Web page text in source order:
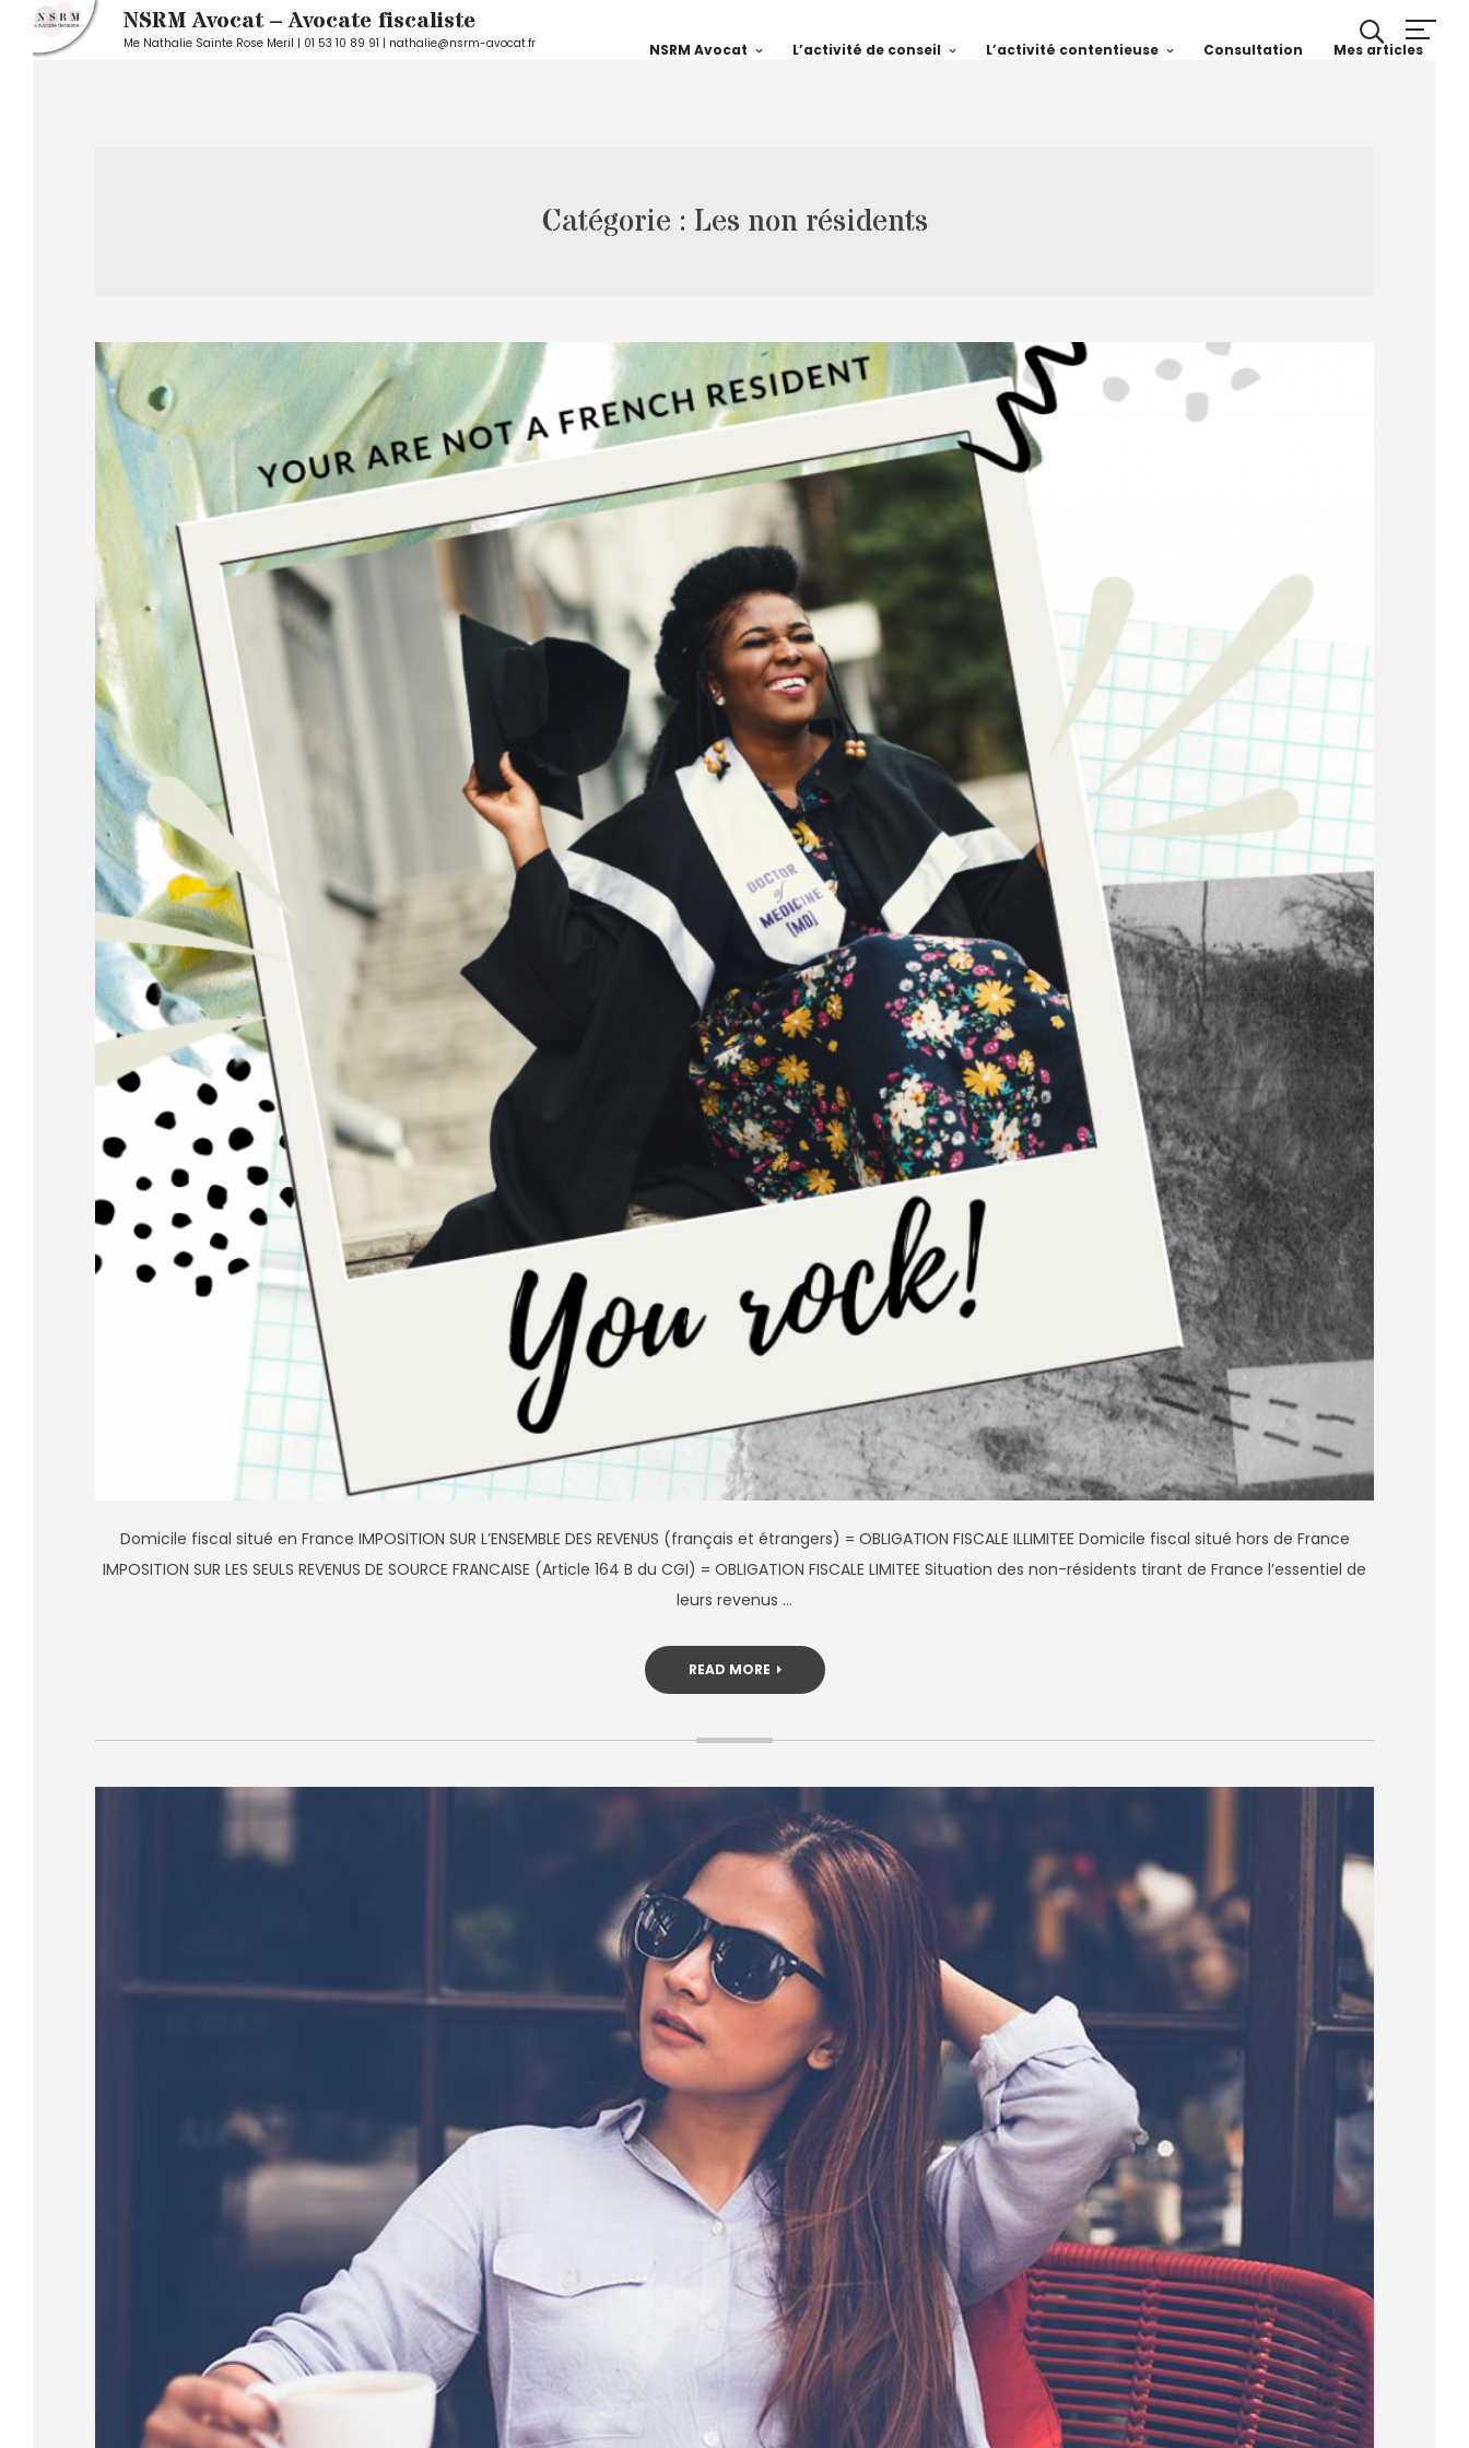
NSRM Avocat – Avocate fiscaliste
Me Nathalie Sainte Rose Meril | 01 53 10 89 91 | nathalie@nsrm-avocat.fr NSRM Avocat L’activité de conseil L’activité contentieuse Consultation Mes articles
Catégorie : Les non résidents
Domicile fiscal situé en France IMPOSITION SUR L’ENSEMBLE DES REVENUS (français et étrangers) = OBLIGATION FISCALE ILLIMITEE Domicile fiscal situé hors de France
IMPOSITION SUR LES SEULS REVENUS DE SOURCE FRANCAISE (Article 164 B du CGI) = OBLIGATION FISCALE LIMITEE Situation des non-résidents tirant de France l’essentiel de
leurs revenus …
READ MORE